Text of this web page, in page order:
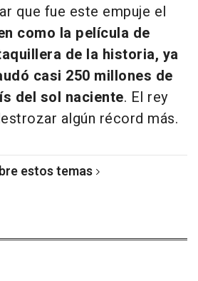
que fue este empuje el
como la película de
de la historia, ya
casi 250 millones de
del sol naciente. El rey
algún récord más.
estos temas